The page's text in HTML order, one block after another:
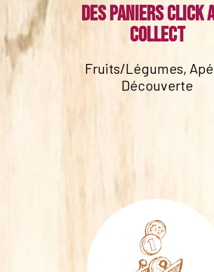
Des paniers click
collect
Fruits/Légumes,
Découverte